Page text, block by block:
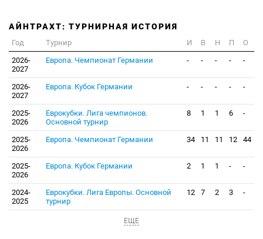
АЙНТРАХТ: ТУРНИРНАЯ ИСТОРИЯ
Год Турнир И В Н П
О
2026-
2027
Европа. Чемпионат Германии - - - - -
2026-
2027
Европа. Кубок Германии - - - - -
2025-
2026
Еврокубки. Лига чемпионов.
Основной турнир
8 1 1 6 -
2025-
2026
Европа. Чемпионат Германии 34 11 11 12 44
2025-
2026
Европа. Кубок Германии 2 1 1 - -
2024-
2025
Еврокубки. Лига Европы. Основной
турнир
12 7 2 3 -
ЕЩЕ